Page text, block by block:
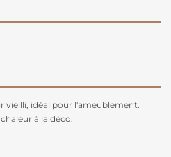
vieilli, idéal pour l'ameublement.
à la déco.